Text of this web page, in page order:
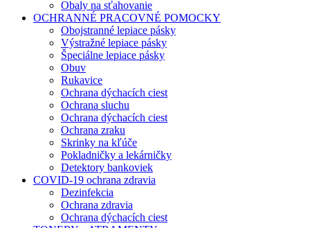
Obaly na sťahovanie
OCHRANNÉ PRACOVNÉ POMOCKY
Obojstranné lepiace pásky
Výstražné lepiace pásky
Špeciálne lepiace pásky
Obuv
Rukavice
Ochrana dýchacích ciest
Ochrana sluchu
Ochrana dýchacích ciest
Ochrana zraku
Skrinky na kľúče
Pokladničky a lekárničky
Detektory bankoviek
COVID-19 ochrana zdravia
Dezinfekcia
Ochrana zdravia
Ochrana dýchacích ciest